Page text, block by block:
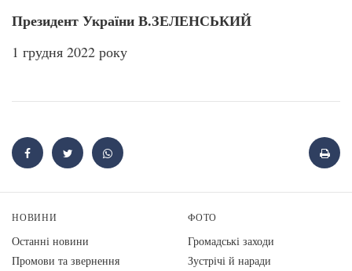
Президент України В.ЗЕЛЕНСЬКИЙ
1 грудня 2022 року
НОВИНИ
Останні новини
Промови та звернення
ФОТО
Громадські заходи
Зустрічі й наради